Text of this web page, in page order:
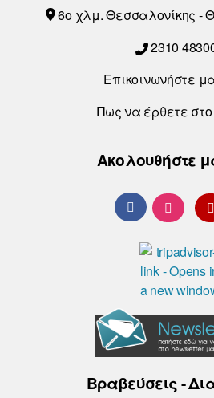
6o χλμ. Θεσσαλονίκης -
2310
Επικοινωνήστε
Πως να έρθετε
Ακολουθήστε
Βραβεύσεις -